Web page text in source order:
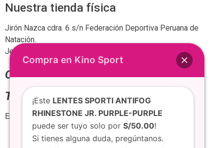
Nuestra tienda física
Jirón Nazca cdra. 6 s/n Federación Deportiva Peruana de
Natación.
Jesús María, Perú
Oficina:999 752 585
Tienda:942 954 427
Email: admin@kinosport.com.pe
Compra en Kino Sport
¡Este LENTES SPORTI ANTIFOG
RHINESTONE JR. PURPLE-PURPLE
puede ser tuyo solo por S/50.00!
Si tienes alguna duda, pregúntanos.